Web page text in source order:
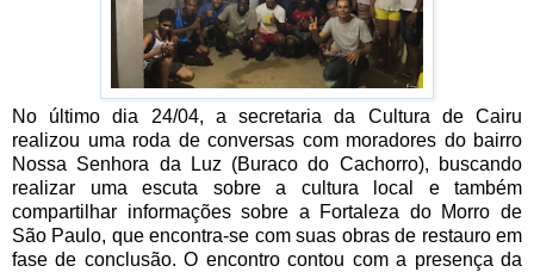
No último dia 24/04, a secretaria da Cultura de Cairu
realizou uma roda de conversas com moradores do bairro
Nossa Senhora da Luz (Buraco do Cachorro), buscando
realizar uma escuta sobre a cultura local e também
compartilhar informações sobre a Fortaleza do Morro de
São Paulo, que encontra-se com suas obras de restauro em
fase de conclusão. O encontro contou com a presença da